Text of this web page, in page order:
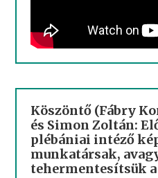
Köszöntő (Fábry
és Simon Zoltán:
plébániai intéző
munkatársak,
tehermentesítsük a